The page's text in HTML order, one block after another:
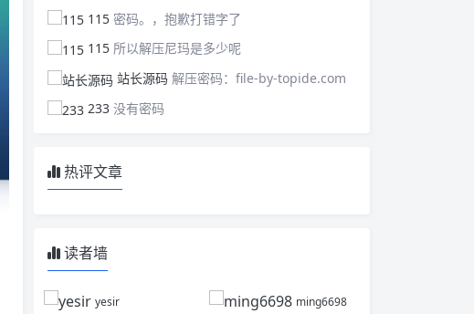
115 密码。，抱歉打错字了
115 所以解压尼玛是多少呢
站长源码 解压密码：file-by-topide.com
233 没有密码
热评文章
读者墙
yesir ming6698